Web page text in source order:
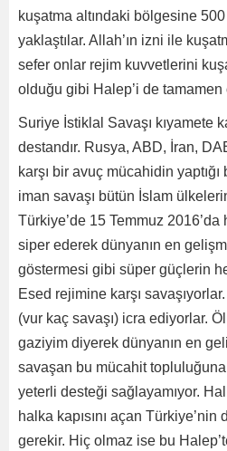
kuşatma altındaki bölgesine
yaklaştılar. Allah’ın izni ile
sefer onlar rejim kuvvetlerini
olduğu gibi Halep’i de
Suriye İstiklal Savaşı kıyamete
destandır. Rusya, ABD, İran,
karşı bir avuç mücahidin
iman savaşı bütün İslam
Türkiye’de 15 Temmuz
siper ederek dünyanın en
göstermesi gibi süper güçlerin
Esed rejimine karşı
(vur kaç savaşı) icra ediyorlar.
gaziyim diyerek dünyanın en
savaşan bu mücahit
yeterli desteği sağlayamıyor.
halka kapısını açan
gerekir. Hiç olmaz ise bu